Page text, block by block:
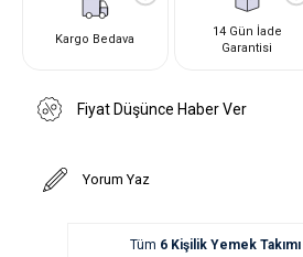
Kargo Bedava
14 Gün İade
Garantisi
Fiyat Düşünce Haber Ver
Yorum Yaz
Tüm 6 Kişilik Yemek Takımı